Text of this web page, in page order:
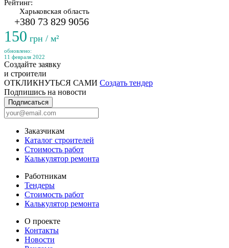
Рейтинг:
Харьковская область
+380 73 829 9056
150 грн / м²
обновлено:
11 февраля 2022
Создайте заявку
и строители
ОТКЛИКНУТЬСЯ САМИ Создать тендер
Подпишись на новости
Подписаться
Заказчикам
Каталог строителей
Стоимость работ
Калькулятор ремонта
Работникам
Тендеры
Стоимость работ
Калькулятор ремонта
О проекте
Контакты
Новости